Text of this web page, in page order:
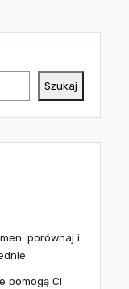
Szukaj
porównaj i
pomogą Ci